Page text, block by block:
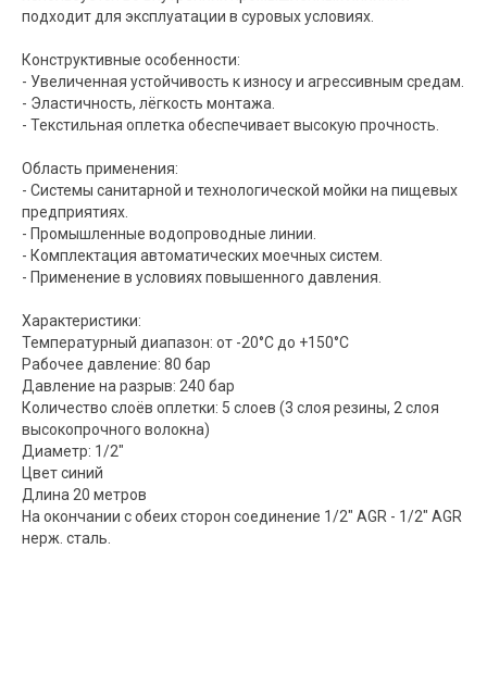
подходит для эксплуатации в суровых условиях.
Конструктивные особенности:
- Увеличенная устойчивость к износу и агрессивным средам.
- Эластичность, лёгкость монтажа.
- Текстильная оплетка обеспечивает высокую прочность.
Область применения:
- Системы санитарной и технологической мойки на пищевых
предприятиях.
- Промышленные водопроводные линии.
- Комплектация автоматических моечных систем.
- Применение в условиях повышенного давления.
Характеристики:
Температурный диапазон: от -20°C до +150°C
Рабочее давление: 80 бар
Давление на разрыв: 240 бар
Количество слоёв оплетки: 5 слоев (3 слоя резины, 2 слоя
высокопрочного волокна)
Диаметр: 1/2"
Цвет синий
Длина 20 метров
На окончании с обеих сторон соединение 1/2" AGR - 1/2" AGR
нерж. сталь.